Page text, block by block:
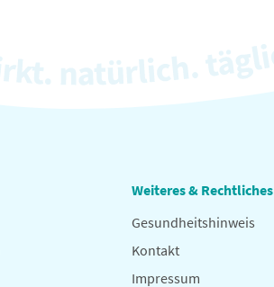
Weiteres & Rechtliches
Gesundheitshinweis
Kontakt
Impressum